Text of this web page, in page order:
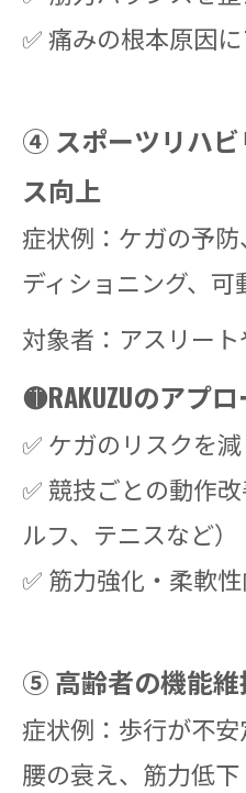
✅ 痛みの根本原因
④ スポーツリハビ
ス向上
症状例：ケガの予
ディショニング、可
対象者：アスリー
🟡RAKUZUのアプ
✅ ケガのリスクを
✅ 競技ごとの動作
ルフ、テニスなど）
✅ 筋力強化・柔軟
⑤ 高齢者の機能維
症状例：歩行が不
腰の衰え、筋力低下